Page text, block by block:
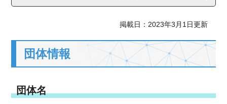
掲載日：2023年3月1日更新
団体情報
団体名